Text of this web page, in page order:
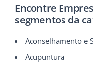
Encontre
segmentos da
Aconselhamento e
Acupuntura